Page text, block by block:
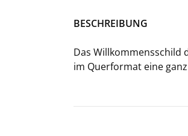
BE­SCHREI­BUNG
Das Will­kom­mens­schild
im Quer­for­mat eine